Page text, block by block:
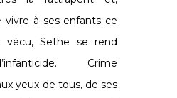
vivre à ses enfants ce
vécu, Sethe se rend
Crime
yeux de tous, de ses